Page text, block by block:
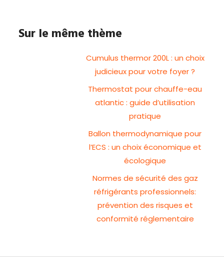
Sur le même thème
Cumulus thermor 200L : un choix
judicieux pour votre foyer ?
Thermostat pour chauffe-eau
atlantic : guide d’utilisation
pratique
Ballon thermodynamique pour
l’ECS : un choix économique et
écologique
Normes de sécurité des gaz
réfrigérants professionnels:
prévention des risques et
conformité réglementaire